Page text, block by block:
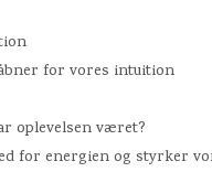
for vores intuition
oplevelsen været?
for energien og styrker